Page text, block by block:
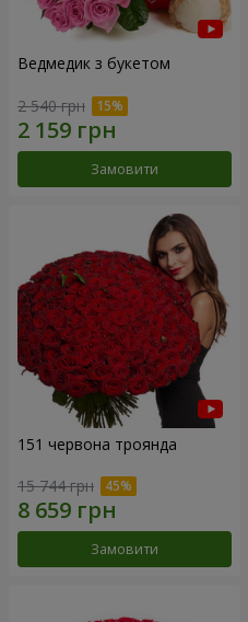
Ведмедик з букетом
2 540 грн
Замовити
151 червона троянда
15 744 грн
Замовити